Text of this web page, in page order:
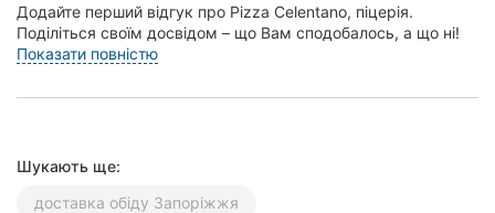
Луцьк
Додайте перший відгук про Pizza Celentano, піцерія.
Поділіться своїм досвідом – що Вам сподобалось, а що ні!
Це допоможе іншим жителям Запоріжжя зроби...
Показати повністю
Шукають ще:
доставка обіду Запоріжжя